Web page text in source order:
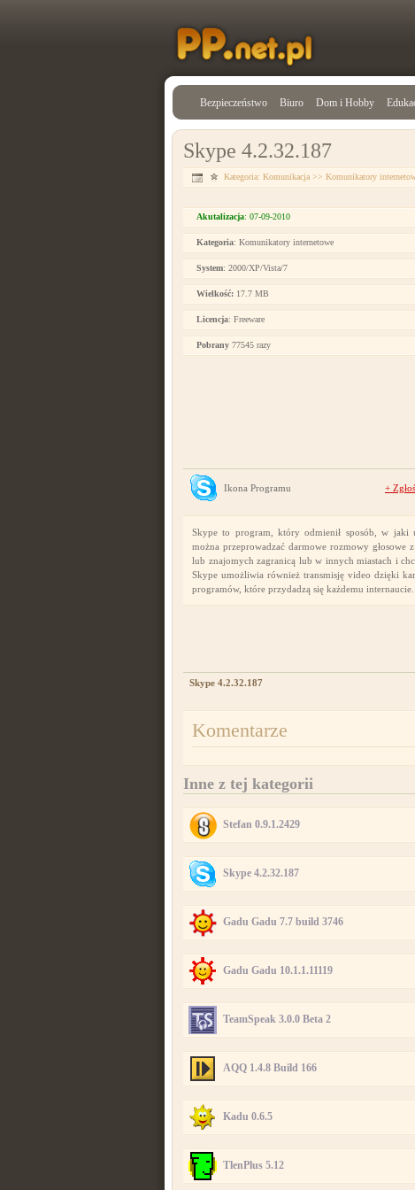
Bezpieczeństwo Biuro Dom i Hobby
Skype 4.2.32.187
Kategoria: Komunikacja >> Komunikatory
Akutalizacja: 07-09-2010
Kategoria: Komunikatory internetowe
System: 2000/XP/Vista/7
Wielkość: 17.7 MB
Licencja: Freeware
Pobrany 77545 razy
Ikona Programu +
Skype to program, który odmienił sposób, w jaki
można przeprowadzać darmowe rozmowy
lub znajomych zagranicą lub w innych miastach i
Skype umożliwia również transmisję video dzięki
programów, które przydadzą się każdemu internaucie.
Skype 4.2.32.187
Komentarze
Inne z tej kategorii
Stefan 0.9.1.2429
Skype 4.2.32.187
Gadu Gadu 7.7 build 3746
Gadu Gadu 10.1.1.11119
TeamSpeak 3.0.0 Beta 2
AQQ 1.4.8 Build 166
Kadu 0.6.5
TlenPlus 5.12